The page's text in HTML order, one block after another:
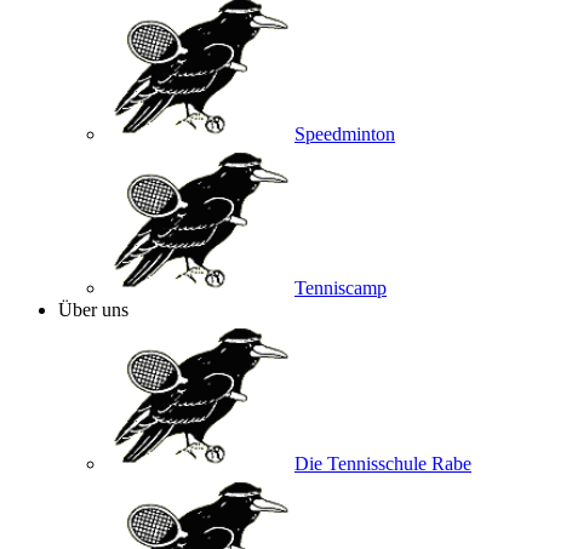
Speedminton
Tenniscamp
Über uns
Die Tennisschule Rabe